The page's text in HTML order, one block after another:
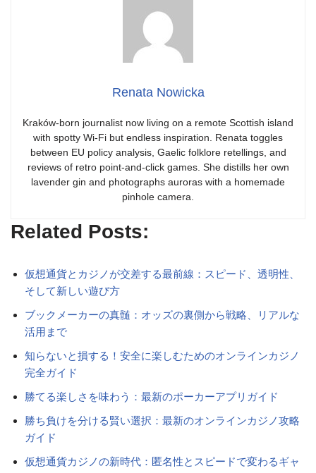
Renata Nowicka
Kraków-born journalist now living on a remote Scottish island
with spotty Wi-Fi but endless inspiration. Renata toggles
between EU policy analysis, Gaelic folklore retellings, and
reviews of retro point-and-click games. She distills her own
lavender gin and photographs auroras with a homemade
pinhole camera.
Related Posts:
仮想通貨とカジノが交差する最前線：スピード、透明性、
そして新しい遊び方
ブックメーカーの真髄：オッズの裏側から戦略、リアルな
活用まで
知らないと損する！安全に楽しむためのオンラインカジノ
完全ガイド
勝てる楽しさを味わう：最新のポーカーアプリガイド
勝ち負けを分ける賢い選択：最新のオンラインカジノ攻略
ガイド
仮想通貨カジノの新時代：匿名性とスピードで変わるギャ